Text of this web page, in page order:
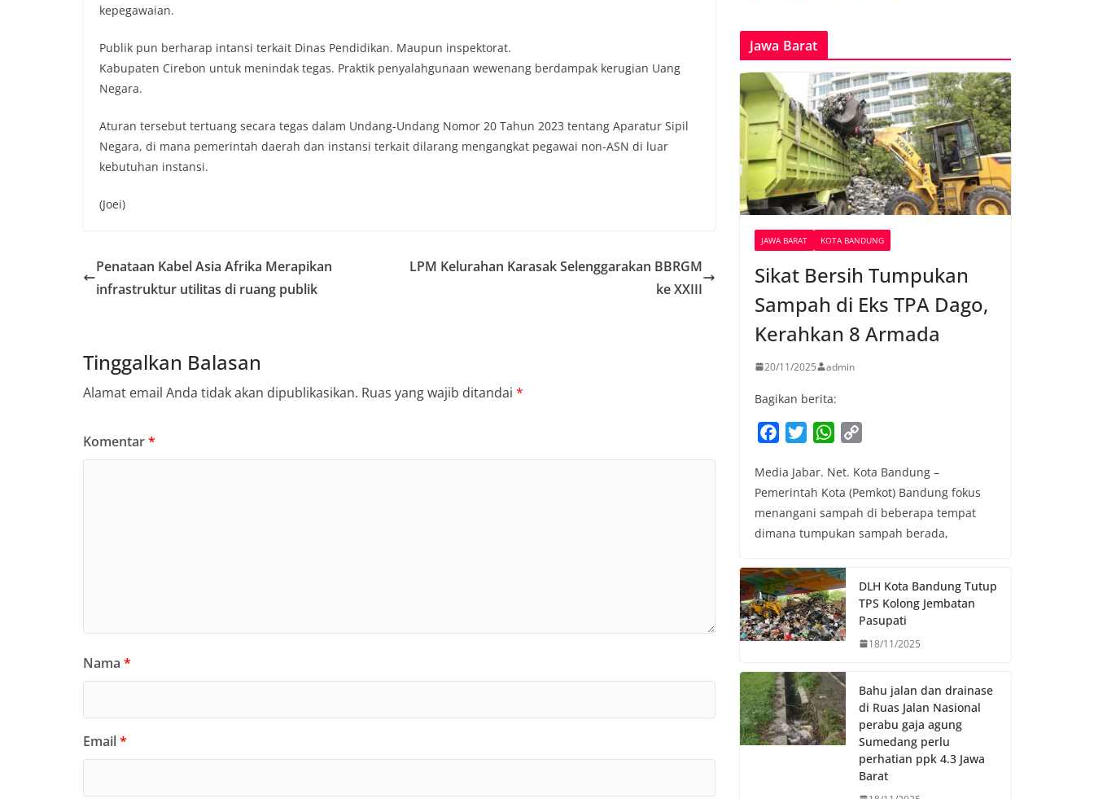
kepegawaian.
Publik pun berharap intansi terkait Dinas Pendidikan. Maupun inspektorat.
Kabupaten Cirebon untuk menindak tegas. Praktik penyalahgunaan wewenang berdampak kerugian Uang
Negara.
Aturan tersebut tertuang secara tegas dalam Undang-Undang Nomor 20 Tahun 2023 tentang Aparatur Sipil
Negara, di mana pemerintah daerah dan instansi terkait dilarang mengangkat pegawai non-ASN di luar
kebutuhan instansi.
(Joei)
Penataan Kabel Asia Afrika Merapikan
infrastruktur utilitas di ruang publik
LPM Kelurahan Karasak Selenggarakan BBRGM
ke XXIII
Tinggalkan Balasan
Alamat email Anda tidak akan dipublikasikan. Ruas yang wajib ditandai *
Komentar*
Nama *
Email*
Jawa Barat
JAWA BARAT KOTA BANDUNG
Sikat Bersih Tumpukan
Sampah di Eks TPA Dago,
Kerahkan 8 Armada
20/11/2025 admin
Bagikan berita:
c
e
b
o
k
i
t
t
e
W
a
t
s
A
p
p
y
L
i
k
Media Jabar. Net. Kota Bandung –
Pemerintah Kota (Pemkot) Bandung fokus
menangani sampah di beberapa tempat
dimana tumpukan sampah berada,
DLH Kota Bandung Tutup
TPS Kolong Jembatan
Pasupati
18/11/2025
Bahu jalan dan drainase
di Ruas Jalan Nasional
perabu gaja agung
Sumedang perlu
perhatian ppk 4.3 Jawa
Barat